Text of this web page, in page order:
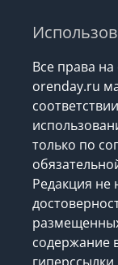
Все права
orenday.ru
только по
Редакция не
содержание